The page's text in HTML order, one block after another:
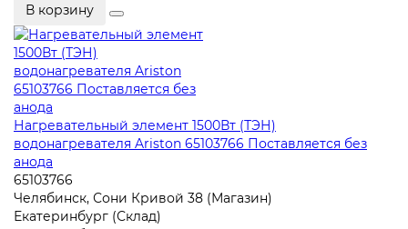
В корзину
Нагревательный элемент 1500Вт (ТЭН)
водонагревателя Ariston 65103766 Поставляется без
анода
65103766
Челябинск, Сони Кривой 38 (Магазин)
Екатеринбург (Склад)